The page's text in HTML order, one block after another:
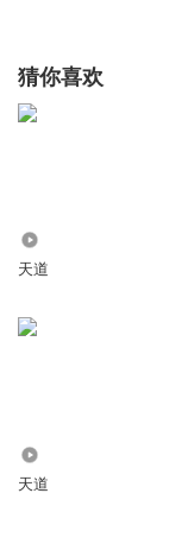
猜你喜欢
天道
天道